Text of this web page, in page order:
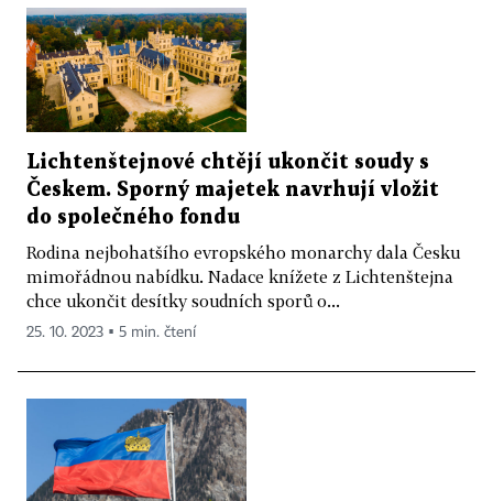
Lichtenštejnové chtějí ukončit soudy s
Českem. Sporný majetek navrhují vložit
do společného fondu
Rodina nejbohatšího evropského monarchy dala Česku
mimořádnou nabídku. Nadace knížete z Lichtenštejna
chce ukončit desítky soudních sporů o...
25. 10. 2023 ▪ 5 min. čtení